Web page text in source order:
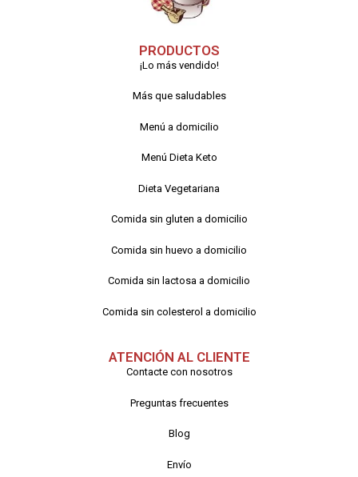
PRODUCTOS
¡Lo más vendido!
Más que saludables
Menú a domicilio
Menú Dieta Keto
Dieta Vegetariana
Comida sin gluten a domicilio
Comida sin huevo a domicilio
Comida sin lactosa a domicilio
Comida sin colesterol a domicilio
ATENCIÓN AL CLIENTE
Contacte con nosotros
Preguntas frecuentes
Blog
Envío